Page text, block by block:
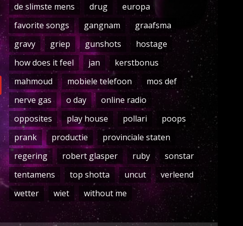
de slimste mens drug
europa
favorite songs
gangnam
graafsma
gravy
griep gunshots
hostage
how does it feel
jan
kerstbonus
mahmoud
mobiele telefoon
mos def
nerve gas
o day
online radio
opposites
play house pollari
poops
prank
productie
provinciale staten
regering
robert glasper ruby
sonstar
tentamens
top shotta uncut
verleend
wetter
wiet without me